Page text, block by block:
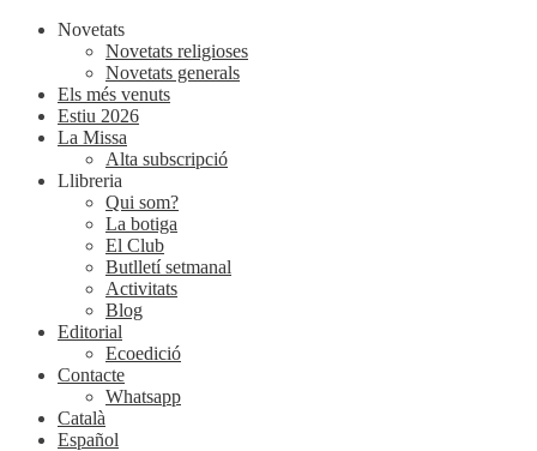
Novetats
Novetats religioses
Novetats generals
Els més venuts
Estiu 2026
La Missa
Alta subscripció
Llibreria
Qui som?
La botiga
El Club
Butlletí setmanal
Activitats
Blog
Editorial
Ecoedició
Contacte
Whatsapp
Català
Español